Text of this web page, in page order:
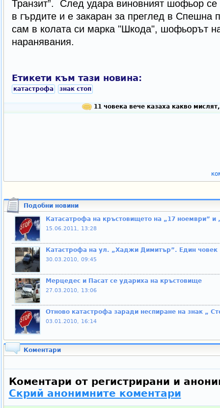
Транзит”. След удара виновният шофьор се
в гърдите и е закаран за преглед в Спешна
сам в колата си марка "Шкода", шофьорът
наранявания.
Етикети към тази новина:
катастрофа знак стоп
11 човека вече казаха какво
Подобни новини
Катасатрофа на кръстовището на „17 ноември” и
15.06.2011, 13:28
Катастрофа на ул. „Хаджи Димитър”. Един човек
30.03.2010, 09:45
Мерцедес и Пасат се удариха на кръстовище
27.03.2010, 13:06
Отново катастрофа заради неспиране на знак „
03.01.2010, 16:14
Коментари
Коментари от регистрирани и
Скрий анонимните коментари